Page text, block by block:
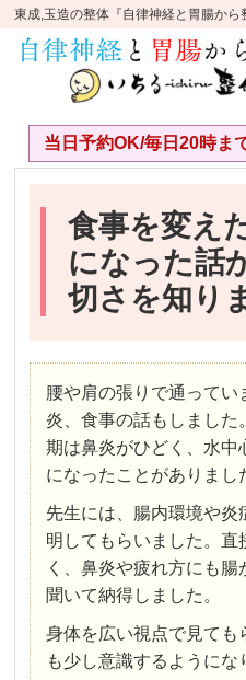
東成,玉造の整体『自律神経と胃腸か
当日予約OK/毎日20時ま
食事を変え
になった話
切さを知り
腰や肩の張りで通ってい
炎、食事の話もしました
期は鼻炎がひどく、水中
になったことがありまし
先生には、腸内環境や炎
明してもらいました。直
く、鼻炎や疲れ方にも
聞いて納得しました。
身体を広い視点で見ても
も少し意識するようにな